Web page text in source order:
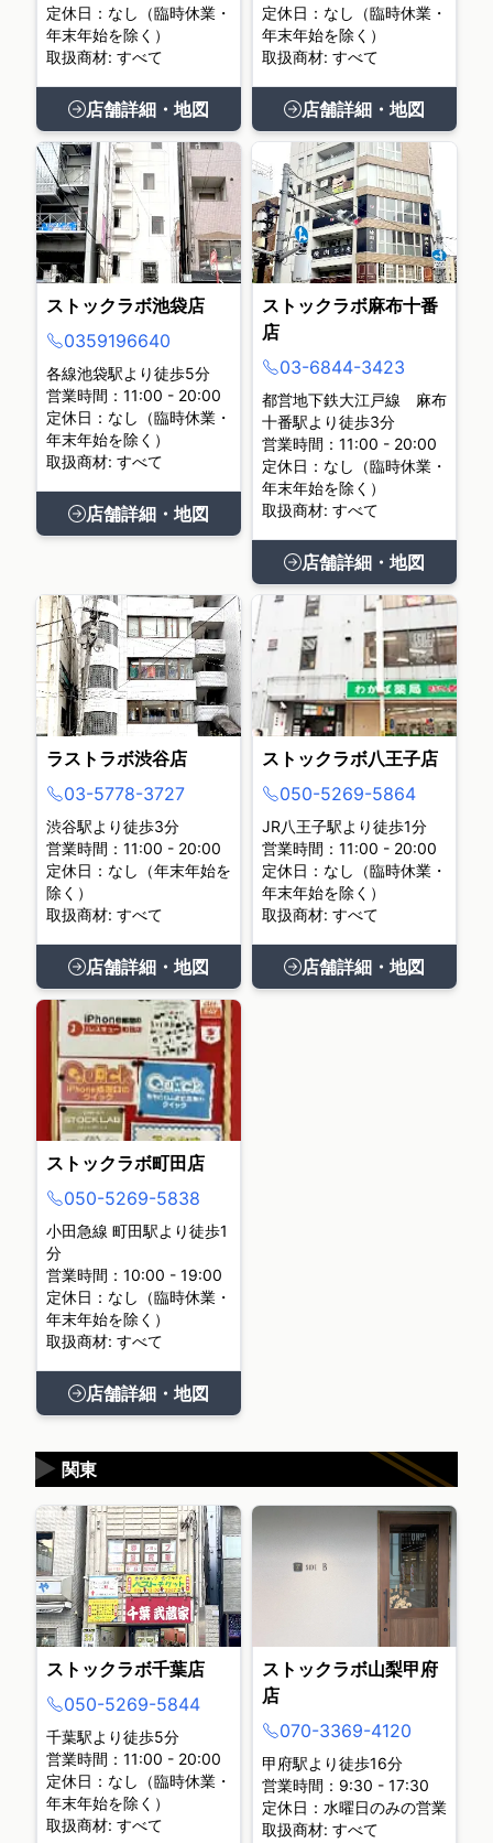
定休日：なし（臨時休業・
年末年始を除く）
取扱商材: すべて
店舗詳細・地図
定休日：なし（臨時休業・
年末年始を除く）
取扱商材: すべて
店舗詳細・地図
ストックラボ池袋店
0359196640
各線池袋駅より徒歩5分
営業時間：11:00 - 20:00
定休日：なし（臨時休業・
年末年始を除く）
取扱商材: すべて
店舗詳細・地図
ストックラボ麻布十番
店
03-6844-3423
都営地下鉄大江戸線 麻布
十番駅より徒歩3分
営業時間：11:00 - 20:00
定休日：なし（臨時休業・
年末年始を除く）
取扱商材: すべて
店舗詳細・地図
ラストラボ渋谷店
03-5778-3727
渋谷駅より徒歩3分
営業時間：11:00 - 20:00
定休日：なし（年末年始を
除く）
取扱商材: すべて
店舗詳細・地図
ストックラボ八王子店
050-5269-5864
JR八王子駅より徒歩1分
営業時間：11:00 - 20:00
定休日：なし（臨時休業・
年末年始を除く）
取扱商材: すべて
店舗詳細・地図
ストックラボ町田店
050-5269-5838
小田急線 町田駅より徒歩1
分
営業時間：10:00 - 19:00
定休日：なし（臨時休業・
年末年始を除く）
取扱商材: すべて
店舗詳細・地図
関東
▶
ストックラボ千葉店
050-5269-5844
千葉駅より徒歩5分
営業時間：11:00 - 20:00
定休日：なし（臨時休業・
年末年始を除く）
取扱商材: すべて
ストックラボ山梨甲府
店
070-3369-4120
甲府駅より徒歩16分
営業時間：9:30 - 17:30
定休日：水曜日のみの営業
取扱商材: すべて